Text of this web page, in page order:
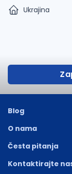
Ukrajina
Blog
O nama
Česta pitanja
Kontaktirajte